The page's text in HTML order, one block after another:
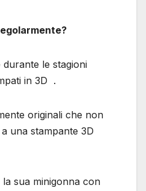
le stagioni
in 3D .
originali che non
una stampante 3D
la sua minigonna con